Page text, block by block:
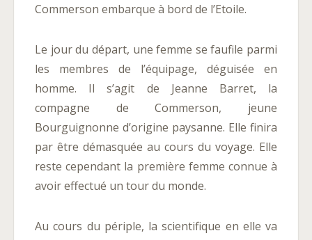
Commerson embarque à bord de l’Etoile.
Le jour du départ, une femme se faufile parmi
les membres de l’équipage, déguisée en
homme. Il s’agit de Jeanne Barret, la
compagne de Commerson, jeune
Bourguignonne d’origine paysanne. Elle finira
par être démasquée au cours du voyage. Elle
reste cependant la première femme connue à
avoir effectué un tour du monde.
Au cours du périple, la scientifique en elle va